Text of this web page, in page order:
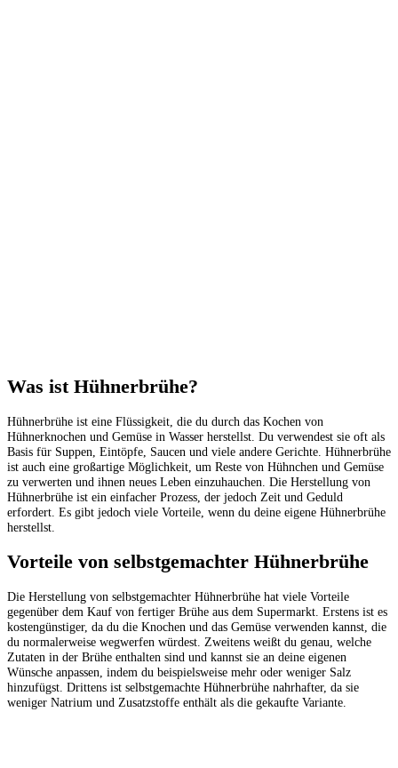
Was ist Hühnerbrühe?
Hühnerbrühe ist eine Flüssigkeit, die du durch das Kochen von
Hühnerknochen und Gemüse in Wasser herstellst. Du verwendest sie oft als
Basis für Suppen, Eintöpfe, Saucen und viele andere Gerichte. Hühnerbrühe
ist auch eine großartige Möglichkeit, um Reste von Hühnchen und Gemüse
zu verwerten und ihnen neues Leben einzuhauchen. Die Herstellung von
Hühnerbrühe ist ein einfacher Prozess, der jedoch Zeit und Geduld
erfordert. Es gibt jedoch viele Vorteile, wenn du deine eigene Hühnerbrühe
herstellst.
Vorteile von selbstgemachter Hühnerbrühe
Die Herstellung von selbstgemachter Hühnerbrühe hat viele Vorteile
gegenüber dem Kauf von fertiger Brühe aus dem Supermarkt. Erstens ist es
kostengünstiger, da du die Knochen und das Gemüse verwenden kannst, die
du normalerweise wegwerfen würdest. Zweitens weißt du genau, welche
Zutaten in der Brühe enthalten sind und kannst sie an deine eigenen
Wünsche anpassen, indem du beispielsweise mehr oder weniger Salz
hinzufügst. Drittens ist selbstgemachte Hühnerbrühe nahrhafter, da sie
weniger Natrium und Zusatzstoffe enthält als die gekaufte Variante.